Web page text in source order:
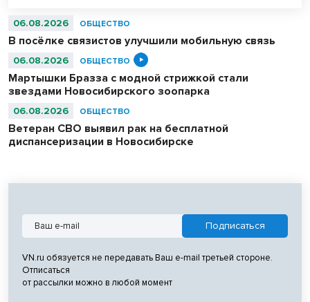
06.08.2026 ОБЩЕСТВО
В посёлке связистов улучшили мобильную связь
06.08.2026 ОБЩЕСТВО
Мартышки Бразза с модной стрижкой стали
звездами Новосибирского зоопарка
06.08.2026 ОБЩЕСТВО
Ветеран СВО выявил рак на бесплатной
диспансеризации в Новосибирске
VN.ru обязуется не передавать Ваш e-mail третьей стороне.
Отписаться
от рассылки можно в любой момент